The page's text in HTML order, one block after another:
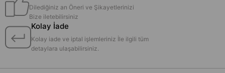
Dilediğiniz an Öneri ve Şikayetlerinizi
Bize iletebilirsiniz
Kolay İade
Kolay iade ve iptal işlemleriniz İle ilgili tüm
detaylara ulaşabilirsiniz.